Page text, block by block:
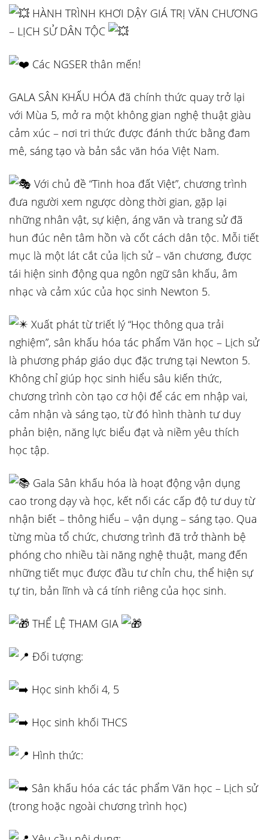
HÀNH TRÌNH KHƠI DẬY GIÁ TRỊ VĂN CHƯƠNG
– LỊCH SỬ DÂN TỘC
Các NGSER thân mến!
GALA SÂN KHẤU HÓA đã chính thức quay trở lại
với Mùa 5, mở ra một không gian nghệ thuật giàu
cảm xúc – nơi tri thức được đánh thức bằng đam
mê, sáng tạo và bản sắc văn hóa Việt Nam.
Với chủ đề “Tinh hoa đất Việt”, chương trình
đưa người xem ngược dòng thời gian, gặp lại
những nhân vật, sự kiện, áng văn và trang sử đã
hun đúc nên tâm hồn và cốt cách dân tộc. Mỗi tiết
mục là một lát cắt của lịch sử – văn chương, được
tái hiện sinh động qua ngôn ngữ sân khấu, âm
nhạc và cảm xúc của học sinh Newton 5.
Xuất phát từ triết lý “Học thông qua trải
nghiệm”, sân khấu hóa tác phẩm Văn học – Lịch sử
là phương pháp giáo dục đặc trưng tại Newton 5.
Không chỉ giúp học sinh hiểu sâu kiến thức,
chương trình còn tạo cơ hội để các em nhập vai,
cảm nhận và sáng tạo, từ đó hình thành tư duy
phản biện, năng lực biểu đạt và niềm yêu thích
học tập.
Gala Sân khấu hóa là hoạt động vận dụng
cao trong dạy và học, kết nối các cấp độ tư duy từ
nhận biết – thông hiểu – vận dụng – sáng tạo. Qua
từng mùa tổ chức, chương trình đã trở thành bệ
phóng cho nhiều tài năng nghệ thuật, mang đến
những tiết mục được đầu tư chỉn chu, thể hiện sự
tự tin, bản lĩnh và cá tính riêng của học sinh.
THỂ LỆ THAM GIA
Đối tượng:
Học sinh khối 4, 5
Học sinh khối THCS
Hình thức:
Sân khấu hóa các tác phẩm Văn học – Lịch sử
(trong hoặc ngoài chương trình học)